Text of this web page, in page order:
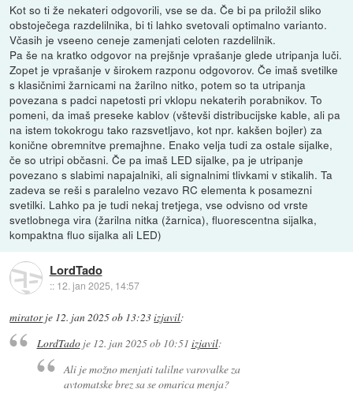
Kot so ti že nekateri odgovorili, vse se da. Če bi pa priložil sliko
obstoječega razdelilnika, bi ti lahko svetovali optimalno varianto.
Včasih je vseeno ceneje zamenjati celoten razdelilnik.
Pa še na kratko odgovor na prejšnje vprašanje glede utripanja luči.
Zopet je vprašanje v širokem razponu odgovorov. Če imaš svetilke
s klasičnimi žarnicami na žarilno nitko, potem so ta utripanja
povezana s padci napetosti pri vklopu nekaterih porabnikov. To
pomeni, da imaš preseke kablov (vštevši distribucijske kable, ali pa
na istem tokokrogu tako razsvetljavo, kot npr. kakšen bojler) za
konične obremnitve premajhne. Enako velja tudi za ostale sijalke,
če so utripi občasni. Če pa imaš LED sijalke, pa je utripanje
povezano s slabimi napajalniki, ali signalnimi tlivkami v stikalih. Ta
zadeva se reši s paralelno vezavo RC elementa k posamezni
svetilki. Lahko pa je tudi nekaj tretjega, vse odvisno od vrste
svetlobnega vira (žarilna nitka (žarnica), fluorescentna sijalka,
kompaktna fluo sijalka ali LED)
LordTado
:: 12. jan 2025, 14:57
miratorje 12. jan 2025 ob 13:23izjavil:
LordTadoje 12. jan 2025 ob 10:51 izjavil:
Ali je možno menjati talilne varovalke za
avtomatske brez sa se omarica menja?